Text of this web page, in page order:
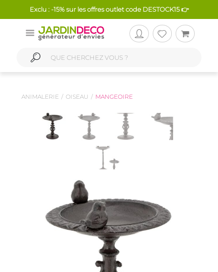
Exclu : -15% sur les offres outlet code DESTOCK15 👉
ANIMALERIE OISEAU MANGEOIRE